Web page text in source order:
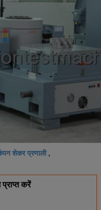
शेकर प्रणाली,
करें